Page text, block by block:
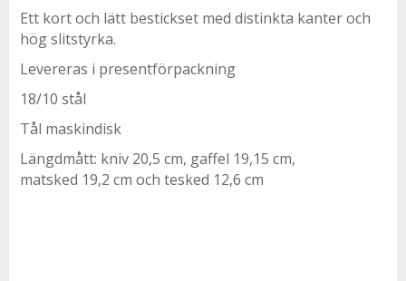
Ett kort och lätt bestickset med distinkta kanter och
hög slitstyrka.
Levereras i presentförpackning
18/10 stål
Tål maskindisk
Längdmått: kniv 20,5 cm, gaffel 19,15 cm,
matsked 19,2 cm och tesked 12,6 cm